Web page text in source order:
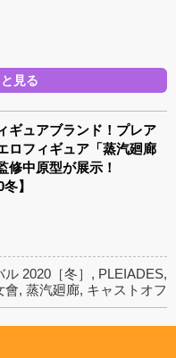
見る
ギュアブランド！プレア
ロフィギュア「蒸汽廻廊
修中原型が展示！
】
2020［冬］ , PLEIADES,
會, 蒸汽廻廊, キャストオフ